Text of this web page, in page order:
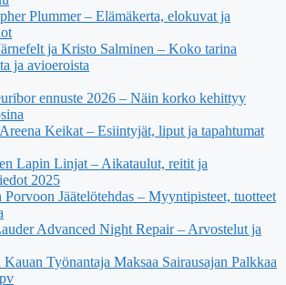
Plummer – Elämäkerta, elokuvat ja
ja Kristo Salminen – Koko tarina
ja avioeroista
ennuste 2026 – Näin korko kehittyy
Keikat – Esiintyjät, liput ja tapahtumat
Lapin Linjat – Aikataulut, reitit ja
2025
Porvoon Jäätelötehdas – Myyntipisteet, tuotteet
Advanced Night Repair – Arvostelut ja
Työnantaja Maksaa Sairausajan Palkkaa